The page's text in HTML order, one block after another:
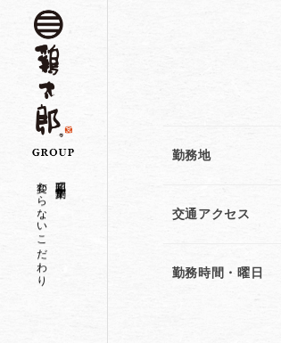
変わらないこだわり
勤務地
交通アクセス
勤務時間・曜日